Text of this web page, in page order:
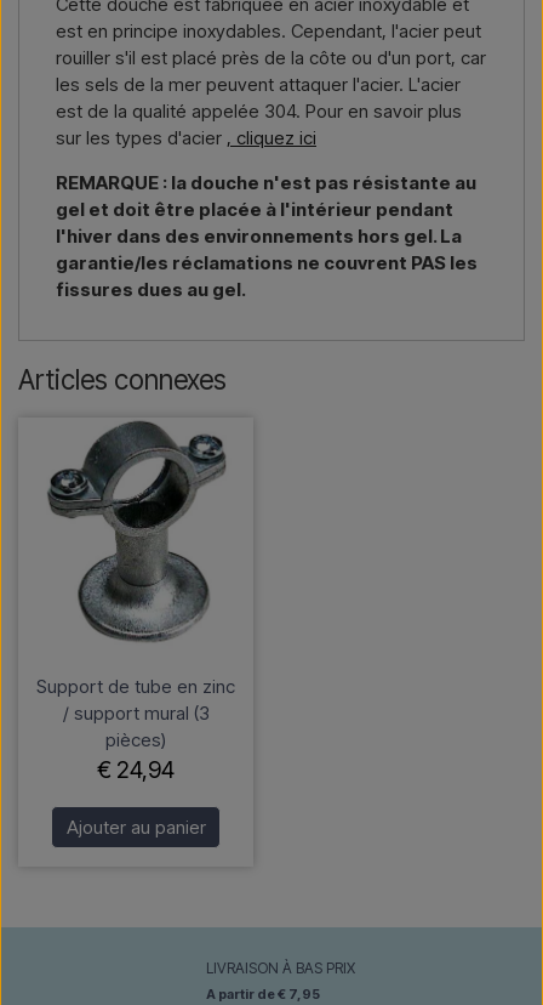
est en principe inoxydables. Cependant, l'acier peut
rouiller s'il est placé près de la côte ou d'un port, car
les sels de la mer peuvent attaquer l'acier. L'acier
est de la qualité appelée 304. Pour en savoir plus
sur les types d'acier , cliquez ici
REMARQUE : la douche n'est pas résistante au
gel et doit être placée à l'intérieur pendant
l'hiver dans des environnements hors gel. La
garantie/les réclamations ne couvrent PAS les
fissures dues au gel.
Articles connexes
Support de tube en zinc
/ support mural (3
pièces)
€ 24,94
Ajouter au panier
LIVRAISON À BAS PRIX
A partir de € 7,95